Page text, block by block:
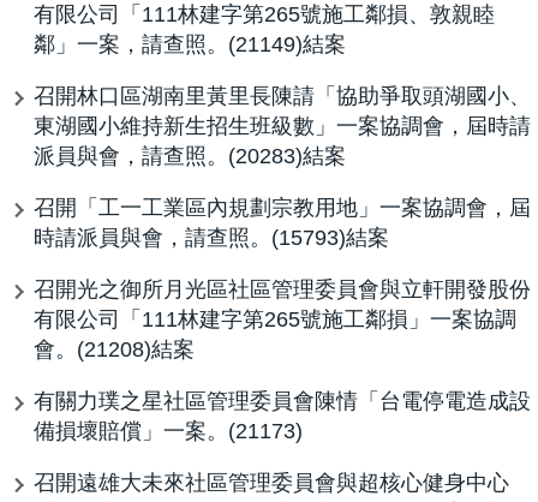
有限公司「111林建字第265號施工鄰損、敦親睦
鄰」一案，請查照。(21149)結案
召開林口區湖南里黃里長陳請「協助爭取頭湖國小、
東湖國小維持新生招生班級數」一案協調會，屆時請
派員與會，請查照。(20283)結案
召開「工一工業區內規劃宗教用地」一案協調會，屆
時請派員與會，請查照。(15793)結案
召開光之御所月光區社區管理委員會與立軒開發股份
有限公司「111林建字第265號施工鄰損」一案協調
會。(21208)結案
有關力璞之星社區管理委員會陳情「台電停電造成設
備損壞賠償」一案。(21173)
召開遠雄大未來社區管理委員會與超核心健身中心